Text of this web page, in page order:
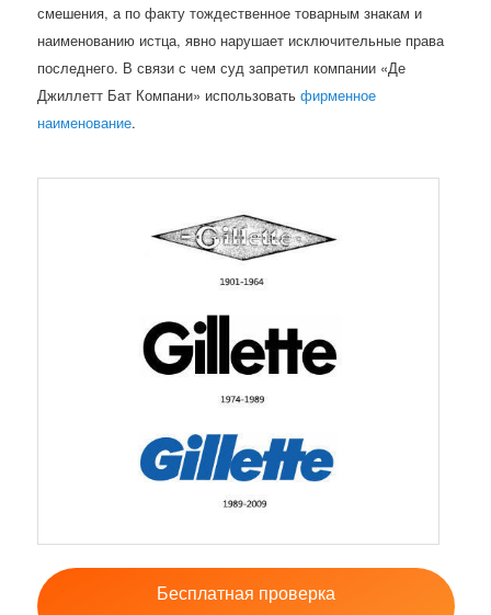
смешения, а по факту тождественное товарным знакам и
наименованию истца, явно нарушает исключительные права
последнего. В связи с чем суд запретил компании «Де
Джиллетт Бат Компани» использоватьфирменное
наименование.
Бесплатная проверка